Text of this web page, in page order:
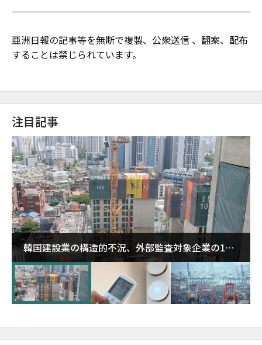
亜洲日報の記事等を無断で複製、公衆送信 、翻案、配布
することは禁じられています。
注目記事
韓国建設業の構造的不況、外部監査対象企業の1割
超が「ゾンビ企業」に…5年で2.8倍増